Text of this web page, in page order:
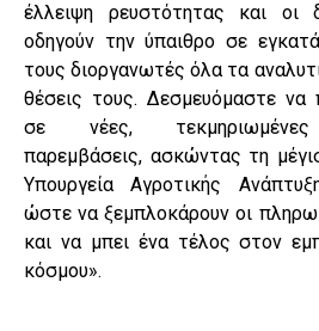
έλλειψη ρευστότητας και οι
οδηγούν την ύπαιθρο σε
τους διοργανωτές όλα τα
θέσεις τους. Δεσμευόμαστε
σε νέες, τεκμηριωμένες
παρεμβάσεις, ασκώντας τη
Υπουργεία Αγροτικής
ώστε να ξεμπλοκάρουν οι
και να μπει ένα τέλος στον
κόσμου».